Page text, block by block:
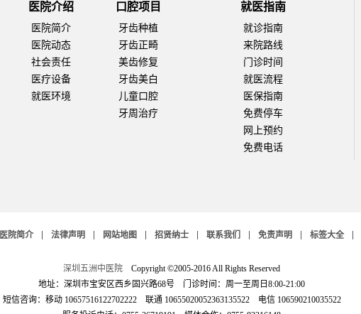
医院介绍
医院简介
医院动态
社会责任
医疗设备
就医环境
口腔项目
牙齿种植
牙齿正畸
美齿修复
牙齿美白
儿童口腔
牙周治疗
就医指南
就诊指南
来院路线
门诊时间
就医流程
医保指南
免费停车
网上预约
免费电话
医院简介 法律声明 网站地图 招贤纳士 联系我们 免责声明 标签大全
深圳五洲中医院 Copyright ©2005-2016 All Rights Reserved
地址：深圳市宝安区西乡固兴路68号 门诊时间：周一至周日8:00-21:00
短信咨询：移动 10657516122702222 联通 10655020052363135522 电信 106590210035522